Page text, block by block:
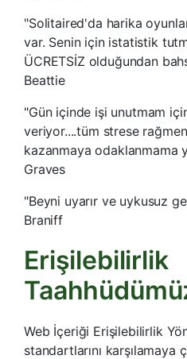
"Solitaired'da harika
var. Senin için istatistik
ÜCRETSİZ olduğundan
Beattie
"Gün içinde işi unutmam
veriyor....tüm strese
kazanmaya odaklanmama
Graves
"Beyni uyarır ve uykusuz
Braniff
Erişilebilirlik
Web İçeriği Erişilebilirlik
standartlarını karşılamaya